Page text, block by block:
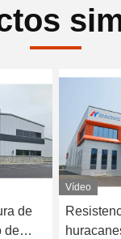
a los